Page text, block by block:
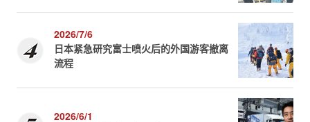
2026/7/6
日本紧急研究富士喷火后的外国游客撤离
流程
2026/6/1